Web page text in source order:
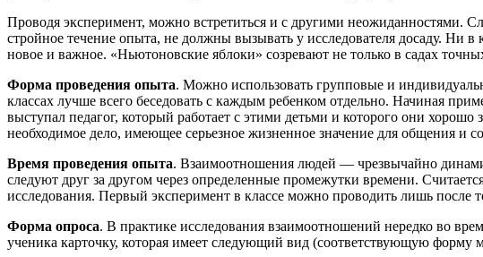
Проводя эксперимент, можно встретиться и с другими неожиданностями.
стройное течение опыта, не должны вызывать у исследователя досаду. Ни
новое и важное. «Ньютоновские яблоки» созревают не только в садах
Форма проведения опыта. Можно использовать групповые и
классах лучше всего беседовать с каждым ребенком отдельно. Начиная
выступал педагог, который работает с этими детьми и которого они
необходимое дело, имеющее серьезное жизненное значение для общения и
Время проведения опыта. Взаимоотношения людей — чрезвычайно
следуют друг за другом через определенные промежутки времени.
исследования. Первый эксперимент в классе можно проводить лишь
Форма опроса. В практике исследования взаимоотношений нередко во
ученика карточку, которая имеет следующий вид (соответствующую форму